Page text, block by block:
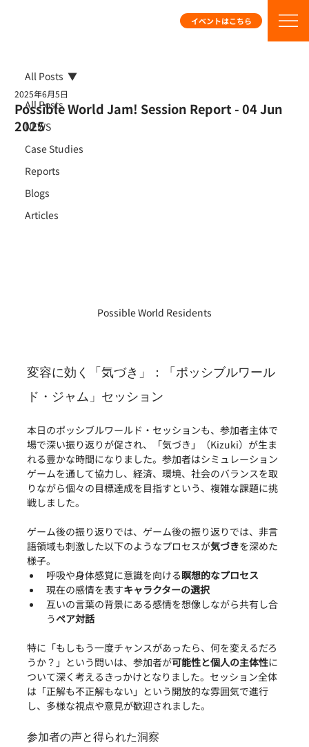
イベントはこちら
All Posts
NEWS
Case Studies
Reports
Blogs
Articles
All Posts
Possible World Jam! Session Report - 04 Jun
2025
2025年6月5日
Possible World Residents
変容に効く「気づき」：「ポッシブルワール
ド・ジャム」セッション
本日のポッシブルワールド・セッションも、参加者主体で
場で深い振り返りが促され、「気づき」（Kizuki）が生ま
れる豊かな時間になりました。参加者はシミュレーション
ゲームを通して協力し、経済、環境、社会のバランスを取
りながら個々の目標達成を目指すという、複雑な課題に挑
戦しました。
ゲーム後の振り返りでは、ゲーム後の振り返りでは、非言
語領域も刺激した以下のようなプロセスが気づきを深めた
様子。
呼吸や身体感覚に意識を向ける瞑想的なプロセス
現在の感情を表すキャラクターの選択
互いの言葉の背景にある感情を想像しながら共有し合
うペア対話
特に「もしもう一度チャンスがあったら、何を変えるだろ
うか？」という問いは、参加者が可能性と個人の主体性に
ついて深く考えるきっかけとなりました。セッション全体
は「正解も不正解もない」という開放的な雰囲気で進行
し、多様な視点や意見が歓迎されました。
参加者の声と得られた洞察